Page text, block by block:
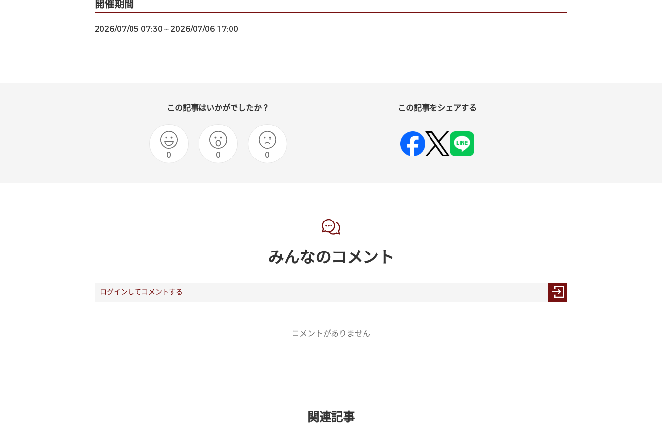
開催期間
2026/07/05 07:30～2026/07/06 17:00
この記事はいかがでしたか？
0 0 0
この記事をシェアする
みんなのコメント
コメントがありません
関連記事